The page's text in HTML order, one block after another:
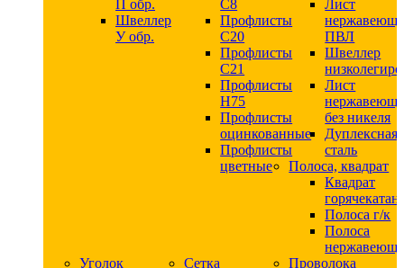
П обр.
Швеллер
У обр.
С8
Профлисты
С20
Профлисты
C21
Профлисты
Н75
Профлисты
оцинкованные
Профлисты
цветные
Лист
ПВЛ
Швеллер
Лист
без никеля
Дуплексная
сталь
Полоса, квадрат
Квадрат
Полоса г/к
Полоса
Уголок
Сетка
Проволока